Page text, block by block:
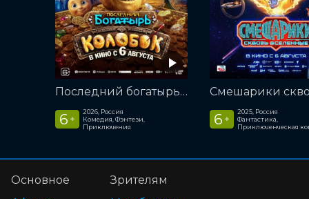
Последний богатырь. Колобок
6 +
2026, Россия
Комедия, Фэнтези,
Приключения
6 +
2025, Россия
Фантастика,
Приключенческая
Основное
Зрителям